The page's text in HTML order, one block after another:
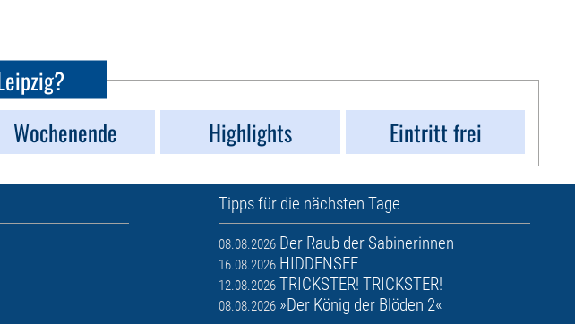
Wochenende Highlights Eintritt frei
Tipps für die nächsten Tage
08.08.2026 Der Raub der Sabinerinnen
16.08.2026 HIDDENSEE
12.08.2026 TRICKSTER! TRICKSTER!
08.08.2026 »Der König der Blöden 2«